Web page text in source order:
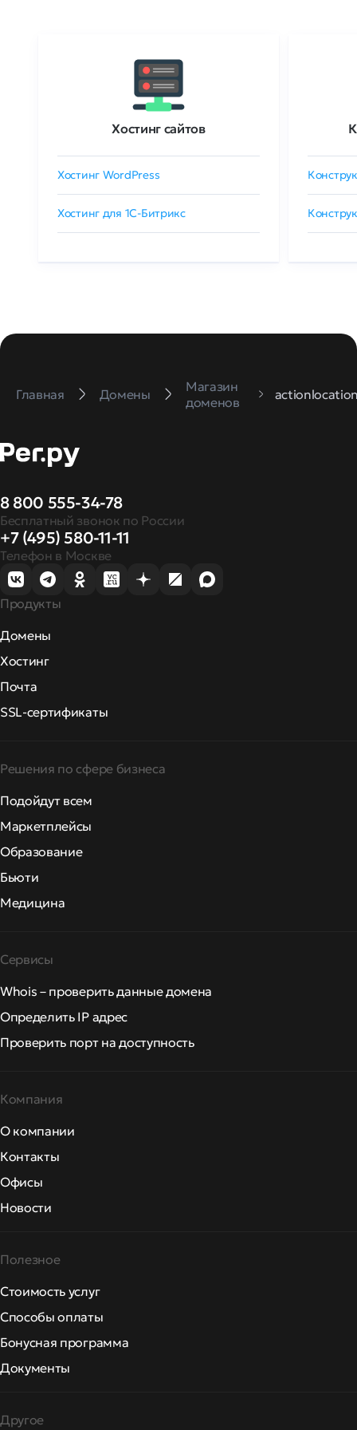
Хостинг сайтов
Хостинг WordPress
Хостинг для 1C-Битрикс
Главная Домены
Магазин
доменов
8 800 555-34-78
Бесплатный звонок по России
+7 (495) 580-11-11
Телефон в Москве
Продукты
Домены
Хостинг
Почта
SSL-сертификаты
Решения по сфере бизнеса
Подойдут всем
Маркетплейсы
Образование
Бьюти
Медицина
Сервисы
Whois – проверить данные домена
Определить IP адрес
Проверить порт на доступность
Компания
О компании
Контакты
Офисы
Новости
Полезное
Стоимость услуг
Способы оплаты
Бонусная программа
Документы
Другое